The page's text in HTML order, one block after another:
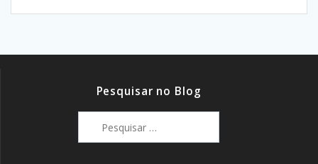
Pesquisar no Blog